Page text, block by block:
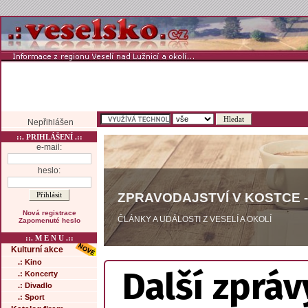
Nepřihlášen
::. PRIHLÁŠENÍ .::
e-mail:
heslo:
Nová registrace
Zapomenuté heslo
::. M E N U .::
Kulturní akce
.: Kino
.: Koncerty
.: Divadlo
.: Sport
ZPRAVODAJSTVÍ V KOSTCE
ČLÁNKY A UDÁLOSTI Z VESELÍ A OKOLÍ
Další